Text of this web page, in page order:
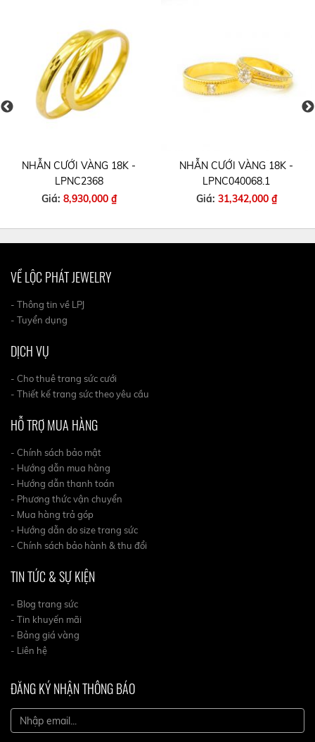
NHẪN CƯỚI VÀNG 18K -
LPNC2368
Giá: 8,930,000 ₫
NHẪN CƯỚI VÀNG 18K -
LPNC040068.1
Giá: 31,342,000 ₫
VỀ LỘC PHÁT JEWELRY
- Thông tin về LPJ
- Tuyển dụng
DỊCH VỤ
- Cho thuê trang sức cưới
- Thiết kế trang sức theo yêu cầu
HỖ TRỢ MUA HÀNG
- Chính sách bảo mật
- Hướng dẫn mua hàng
- Hướng dẫn thanh toán
- Phương thức vận chuyển
- Mua hàng trả góp
- Hướng dẫn do size trang sức
- Chính sách bảo hành & thu đổi
TIN TỨC & SỰ KIỆN
- Blog trang sức
- Tin khuyến mãi
- Bảng giá vàng
- Liên hệ
ĐĂNG KÝ NHẬN THÔNG BÁO